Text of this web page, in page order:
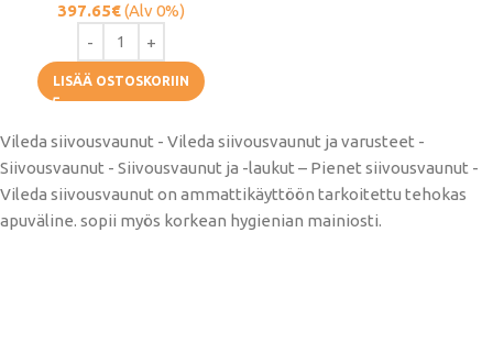
397.65€(Alv 0%)
LISÄÄ OSTOSKORIIN
Vileda siivousvaunut - Vileda siivousvaunut ja varusteet -
Siivousvaunut - Siivousvaunut ja -laukut – Pienet siivousvaunut -
Vileda siivousvaunut on ammattikäyttöön tarkoitettu tehokas
apuväline. sopii myös korkean hygienian mainiosti.